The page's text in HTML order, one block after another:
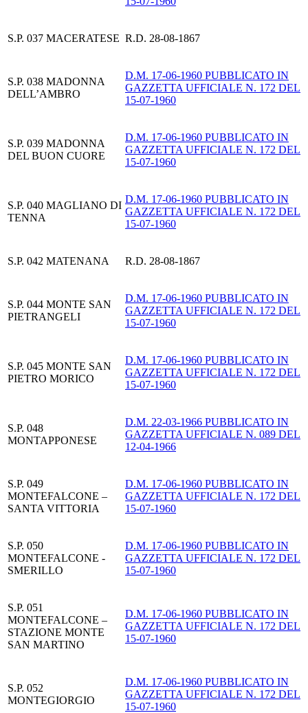
S.P. 037 MACERATESE R.D. 28-08-1867
S.P. 038 MADONNA
DELL’AMBRO
D.M. 17-06-1960 PUBBLICATO IN
GAZZETTA UFFICIALE N. 172 DEL
15-07-1960
S.P. 039 MADONNA
DEL BUON CUORE
D.M. 17-06-1960 PUBBLICATO IN
GAZZETTA UFFICIALE N. 172 DEL
15-07-1960
S.P. 040 MAGLIANO DI
TENNA
D.M. 17-06-1960 PUBBLICATO IN
GAZZETTA UFFICIALE N. 172 DEL
15-07-1960
S.P. 042 MATENANA R.D. 28-08-1867
S.P. 044 MONTE SAN
PIETRANGELI
D.M. 17-06-1960 PUBBLICATO IN
GAZZETTA UFFICIALE N. 172 DEL
15-07-1960
S.P. 045 MONTE SAN
PIETRO MORICO
D.M. 17-06-1960 PUBBLICATO IN
GAZZETTA UFFICIALE N. 172 DEL
15-07-1960
S.P. 048
MONTAPPONESE
D.M. 22-03-1966 PUBBLICATO IN
GAZZETTA UFFICIALE N. 089 DEL
12-04-1966
S.P. 049
MONTEFALCONE –
SANTA VITTORIA
D.M. 17-06-1960 PUBBLICATO IN
GAZZETTA UFFICIALE N. 172 DEL
15-07-1960
S.P. 050
MONTEFALCONE -
SMERILLO
D.M. 17-06-1960 PUBBLICATO IN
GAZZETTA UFFICIALE N. 172 DEL
15-07-1960
S.P. 051
MONTEFALCONE –
STAZIONE MONTE
SAN MARTINO
D.M. 17-06-1960 PUBBLICATO IN
GAZZETTA UFFICIALE N. 172 DEL
15-07-1960
S.P. 052
MONTEGIORGIO
D.M. 17-06-1960 PUBBLICATO IN
GAZZETTA UFFICIALE N. 172 DEL
15-07-1960